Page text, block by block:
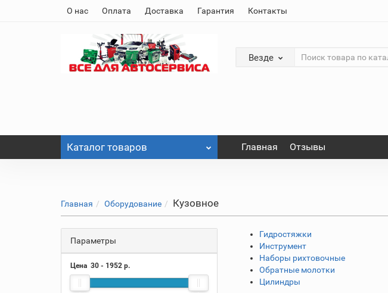
О нас Оплата Доставка Гарантия Контакты
Везде
Каталог товаров Главная Отзывы
Главная Оборудование Кузовное
Параметры
Цена 30 - 1952 р.
Гидростяжки
Инструмент
Наборы рихтовочные
Обратные молотки
Цилиндры